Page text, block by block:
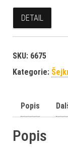
DETAIL
SKU: 6675
Kategorie:
Popis
Popis